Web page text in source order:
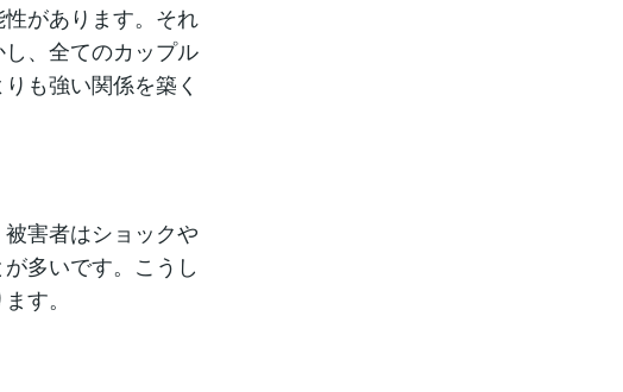
があります。それ
、全てのカップル
も強い関係を築く
害者はショックや
多いです。こうし
す。